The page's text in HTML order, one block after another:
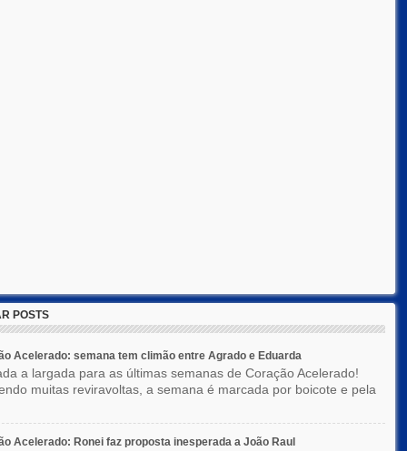
POSTS
Acelerado: semana tem climão entre Agrado e Eduarda
a largada para as últimas semanas de Coração Acelerado!
muitas reviravoltas, a semana é marcada por boicote e pela
Acelerado: Ronei faz proposta inesperada a João Raul